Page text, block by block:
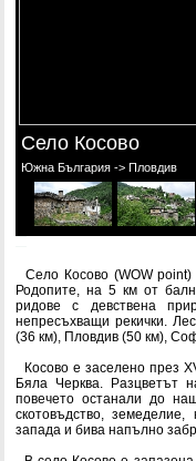
Село Косово
Южна България -> Пловдив
Село Косово (WOW
Родопите, на 5 км от
ридове с девствена
непресъхващи рекички.
(36 км), Пловдив (50 км),
Косово е заселено през
Бяла Черква. Разцветът
повечето останали до
скотовъдство,
запада и бива напълно